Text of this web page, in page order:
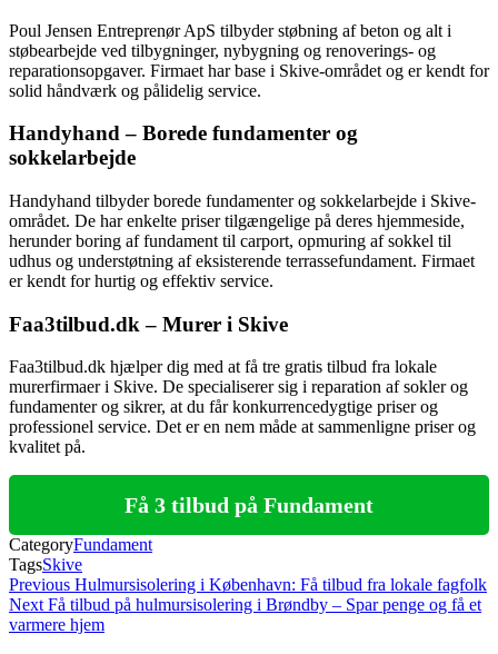
Poul Jensen Entreprenør ApS tilbyder støbning af beton og alt i
støbearbejde ved tilbygninger, nybygning og renoverings- og
reparationsopgaver. Firmaet har base i Skive-området og er kendt for
solid håndværk og pålidelig service.
Handyhand – Borede fundamenter og
sokkelarbejde
Handyhand tilbyder borede fundamenter og sokkelarbejde i Skive-
området. De har enkelte priser tilgængelige på deres hjemmeside,
herunder boring af fundament til carport, opmuring af sokkel til
udhus og understøtning af eksisterende terrassefundament. Firmaet
er kendt for hurtig og effektiv service.
Faa3tilbud.dk – Murer i Skive
Faa3tilbud.dk hjælper dig med at få tre gratis tilbud fra lokale
murerfirmaer i Skive. De specialiserer sig i reparation af sokler og
fundamenter og sikrer, at du får konkurrencedygtige priser og
professionel service. Det er en nem måde at sammenligne priser og
kvalitet på.
Få 3 tilbud på Fundament
CategoryFundament
TagsSkive
Indlægsnavigation
Previous
Post
Previous Hulmursisolering i København: Få tilbud fra lokale fagfolk
Next
Post
Next Få tilbud på hulmursisolering i Brøndby – Spar penge og få et
varmere hjem